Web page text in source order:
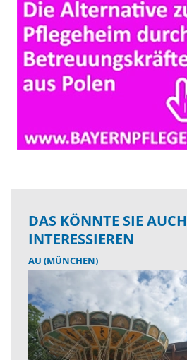
DAS KÖNNTE SIE AUCH
INTERESSIEREN
AU (MÜNCHEN)